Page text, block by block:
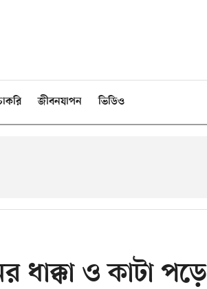
জীবনযাপন ভিডিও
ধাক্কা ও কাটা পড়ে